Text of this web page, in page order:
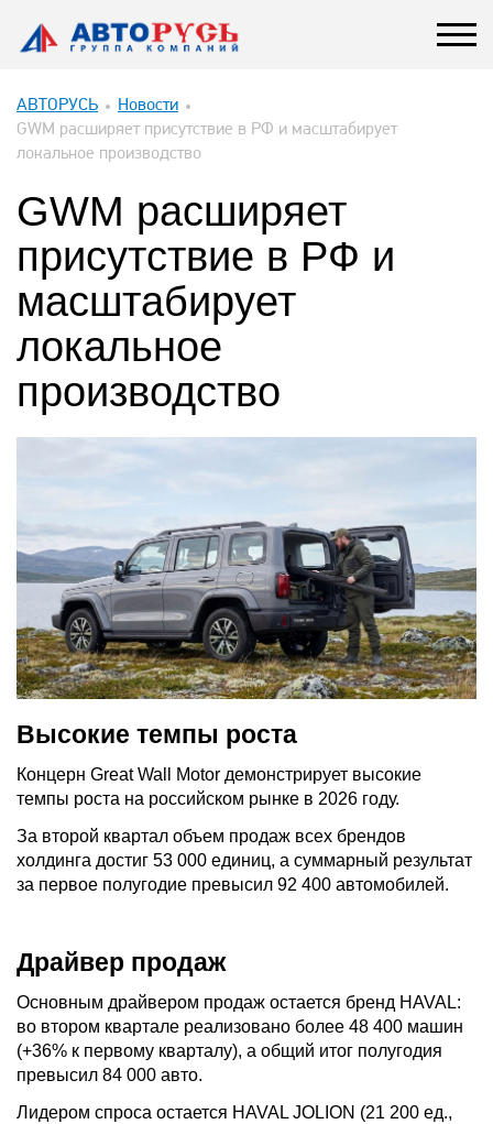
АВТОРУСЬ
Новости
GWM расширяет присутствие в РФ и масштабирует
локальное производство
GWM расширяет
присутствие в РФ и
масштабирует
локальное
производство
Высокие темпы роста
Концерн Great Wall Motor демонстрирует высокие
темпы роста на российском рынке в 2026 году.
За второй квартал объем продаж всех брендов
холдинга достиг 53 000 единиц, а суммарный результат
за первое полугодие превысил 92 400 автомобилей.
Драйвер продаж
Основным драйвером продаж остается бренд HAVAL:
во втором квартале реализовано более 48 400 машин
(+36% к первому кварталу), а общий итог полугодия
превысил 84 000 авто.
Лидером спроса остается HAVAL JOLION (21 200 ед.,